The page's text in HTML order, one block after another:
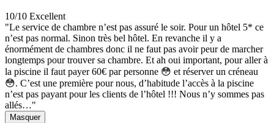
10/10 Excellent
"Le service de chambre n’est pas assuré le soir. Pour un hôtel 5* ce
n’est pas normal. Sinon très bel hôtel. En revanche il y a
énormément de chambres donc il ne faut pas avoir peur de marcher
longtemps pour trouver sa chambre. Et ah oui important, pour aller à
la piscine il faut payer 60€ par personne 😳 et réserver un créneau
😳. C’est une première pour nous, d’habitude l’accès à la piscine
n’est pas payant pour les clients de l’hôtel !!! Nous n’y sommes pas
allés…"
Masquer